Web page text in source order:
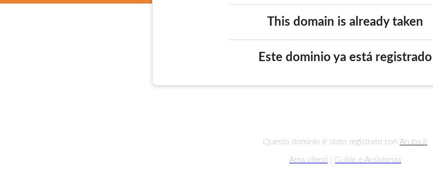
This domain is already taken
Este dominio ya está registrado
Questo dominio è stato registrato con Aruba.it
Area clienti Guide e Assistenza